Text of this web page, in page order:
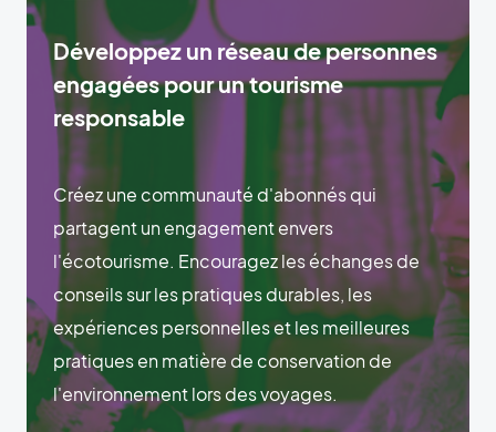
Développez un réseau de personnes
engagées pour un tourisme
responsable
Créez une communauté d'abonnés qui
partagent un engagement envers
l'écotourisme. Encouragez les échanges de
conseils sur les pratiques durables, les
expériences personnelles et les meilleures
pratiques en matière de conservation de
l'environnement lors des voyages.